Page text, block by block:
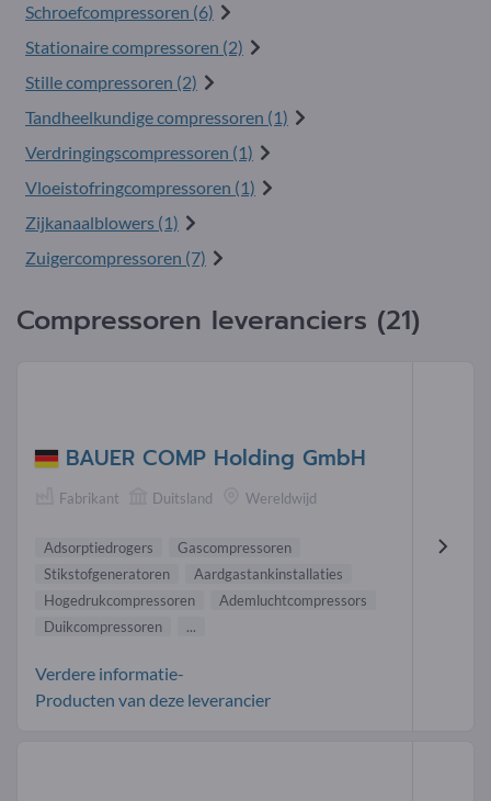
Schroefcompressoren (6)
Stationaire compressoren (2)
Stille compressoren (2)
Tandheelkundige compressoren (1)
Verdringingscompressoren (1)
Vloeistofringcompressoren (1)
Zijkanaalblowers (1)
Zuigercompressoren (7)
Compressoren leveranciers (21)
BAUER COMP Holding GmbH
Fabrikant Duitsland Wereldwijd
Adsorptiedrogers
Gascompressoren
Stikstofgeneratoren
Aardgastankinstallaties
Hogedrukcompressoren
Ademluchtcompressors
Duikcompressoren
...
Verdere informatie-
Producten van deze leverancier